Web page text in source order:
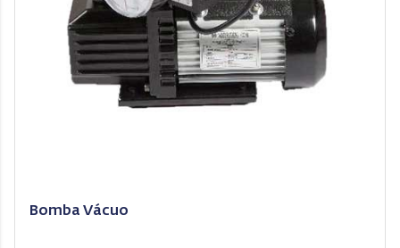
Bomba Vácuo